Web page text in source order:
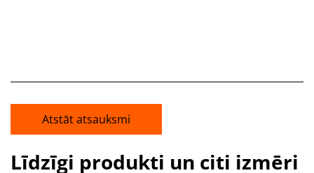
Atstāt atsauksmi
Līdzīgi produkti un citi izmēri